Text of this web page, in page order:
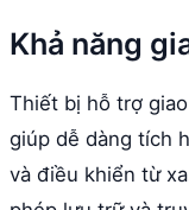
Khả năng
Thiết bị hỗ trợ
giúp dễ dàng tích
và điều khiển từ